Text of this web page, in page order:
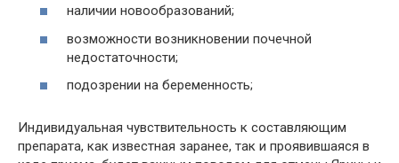
наличии новообразований;
возможности возникновении почечной
недостаточности;
подозрении на беременность;
Индивидуальная чувствительность к составляющим
препарата, как известная заранее, так и проявившаяся в